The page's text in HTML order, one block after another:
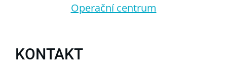
Operační centrum
KONTAKT